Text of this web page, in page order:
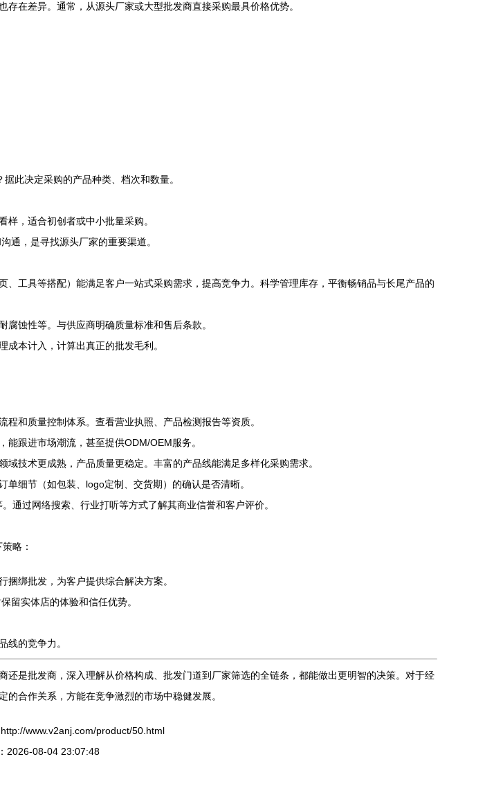
在差异。通常，从源头厂家或大型批发商直接采购最具价格优势。
此决定采购的产品种类、档次和数量。
样，适合初创者或中小批量采购。
通，是寻找源头厂家的重要渠道。
、工具等搭配）能满足客户一站式采购需求，提高竞争力。科学管理库存，平衡畅销品与长尾产品的
蚀性等。与供应商明确质量标准和售后条款。
本计入，计算出真正的批发毛利。
和质量控制体系。查看营业执照、产品检测报告等资质。
能跟进市场潮流，甚至提供ODM/OEM服务。
技术更成熟，产品质量更稳定。丰富的产品线能满足多样化采购需求。
细节（如包装、logo定制、交货期）的确认是否清晰。
通过网络搜索、行业打听等方式了解其商业信誉和客户评价。
略：
捆绑批发，为客户提供综合解决方案。
留实体店的体验和信任优势。
线的竞争力。
是批发商，深入理解从价格构成、批发门道到厂家筛选的全链条，都能做出更明智的决策。对于经
合作关系，方能在竞争激烈的市场中稳健发展。
www.v2anj.com/product/50.html
2026-08-04 23:07:48